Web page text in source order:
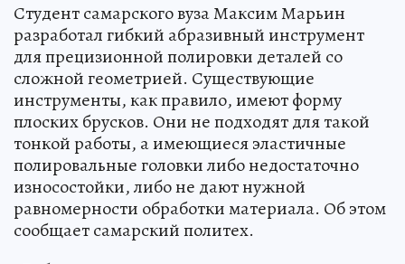
Студент самарского вуза Максим Марьин
разработал гибкий абразивный инструмент
для прецизионной полировки деталей со
сложной геометрией. Существующие
инструменты, как правило, имеют форму
плоских брусков. Они не подходят для такой
тонкой работы, а имеющиеся эластичные
полировальные головки либо недостаточно
износостойки, либо не дают нужной
равномерности обработки материала. Об этом
сообщает самарский политех.